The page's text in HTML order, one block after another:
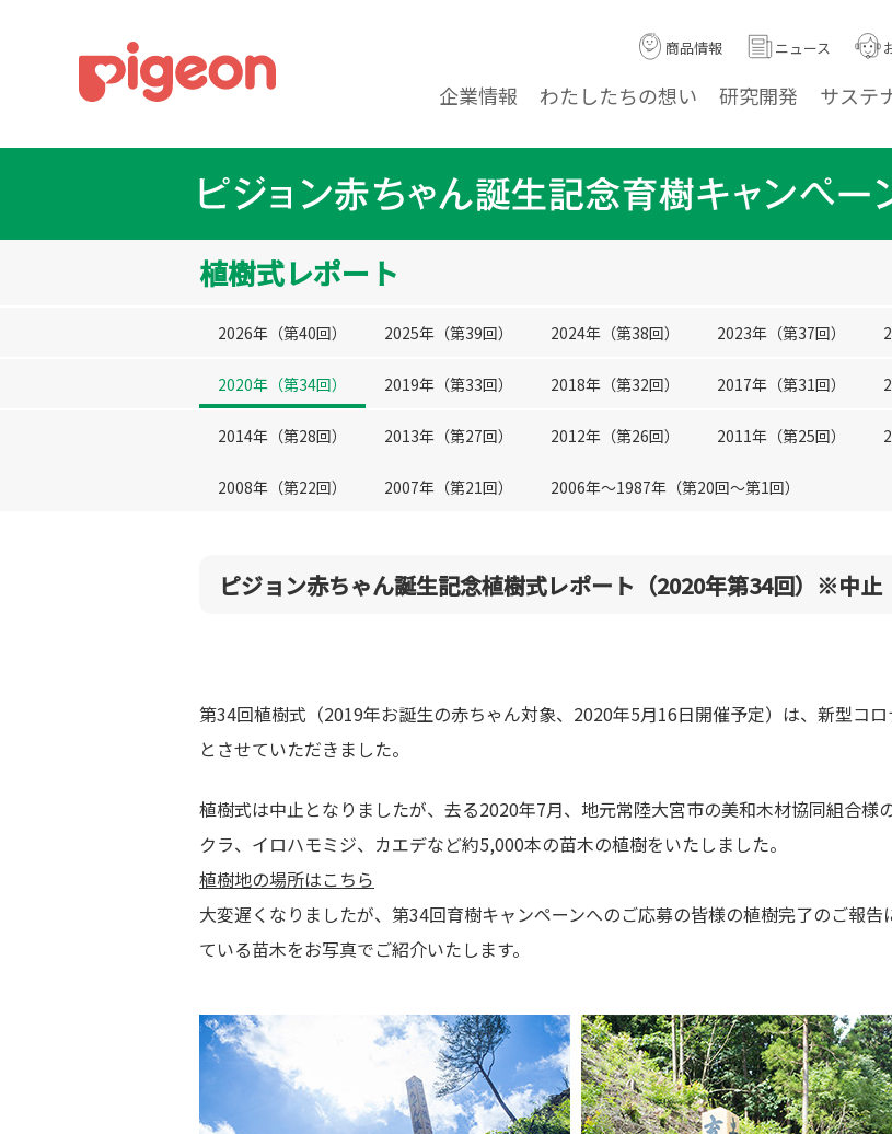
企業情報 わたしたちの想い 研究開発 サステ
商品情報 ニュース
植樹式レポート
2026年（第40回） 2025年（第39回） 2024年（第38回） 2023年（第37回）
2020年（第34回） 2019年（第33回） 2018年（第32回） 2017年（第31回）
2014年（第28回） 2013年（第27回） 2012年（第26回） 2011年（第25回）
2008年（第22回） 2007年（第21回） 2006年〜1987年（第20回〜第1回）
ピジョン赤ちゃん誕生記念植樹式レポート（2020年第34回）※中止
第34回植樹式（2019年お誕生の赤ちゃん対象、2020年5月16日開催予定）は、新型コ
とさせていただきました。
植樹式は中止となりましたが、去る2020年7月、地元常陸大宮市の美和木材協同組合様
クラ、イロハモミジ、カエデなど約5,000本の苗木の植樹をいたしました。
植樹地の場所はこちら
大変遅くなりましたが、第34回育樹キャンペーンへのご応募の皆様の植樹完了のご報
ている苗木をお写真でご紹介いたします。